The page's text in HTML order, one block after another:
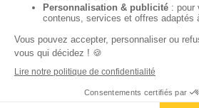
Copyright © 2022. All rights reserved.